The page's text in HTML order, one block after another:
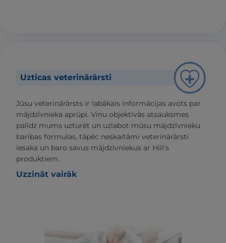
Uzticas veterinārārsti
Jūsu veterinārārsts ir labākais informācijas avots par
mājdzīvnieka aprūpi. Viņu objektīvās atsauksmes
palīdz mums uzturēt un uzlabot mūsu mājdzīvnieku
barības formulas, tāpēc neskaitāmi veterinārārsti
iesaka un baro savus mājdzīvniekus ar Hill's
produktiem.
Uzzināt vairāk